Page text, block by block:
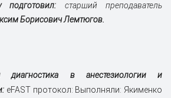
подготовил:
старший преподаватель
Борисович Лемтюгов.
диагностика в анестезиологии и
eFAST протокол: Выполняли: Якименко